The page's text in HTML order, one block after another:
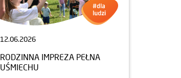
12.06.2026
RODZINNA IMPREZA PEŁNA
UŚMIECHU